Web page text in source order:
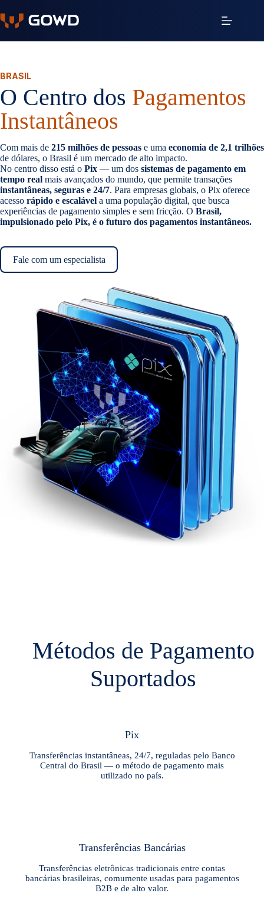
para
BRASIL
O Centro dos Pagamentos
Instantâneos
Com mais de 215 milhões de pessoas e uma economia de 2,1 trilhões
de dólares, o Brasil é um mercado de alto impacto.
No centro disso está o Pix — um dos sistemas de pagamento em
tempo real mais avançados do mundo, que permite transações
instantâneas, seguras e 24/7. Para empresas globais, o Pix oferece
acesso rápido e escalável a uma população digital, que busca
experiências de pagamento simples e sem fricção. O Brasil,
impulsionado pelo Pix, é o futuro dos pagamentos instantâneos.
Fale com um especialista
Métodos de Pagamento
Suportados
Pix
Transferências instantâneas, 24/7, reguladas pelo Banco
Central do Brasil — o método de pagamento mais
utilizado no país.
Transferências Bancárias
Transferências eletrônicas tradicionais entre contas
bancárias brasileiras, comumente usadas para pagamentos
B2B e de alto valor.